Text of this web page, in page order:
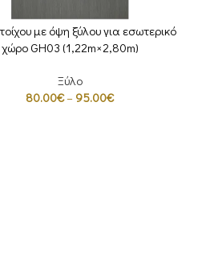
με όψη ξύλου για εσωτερικό
χώρο GH03 (1,22m×2,80m)
Ξύλο
80.00€– 95.00€